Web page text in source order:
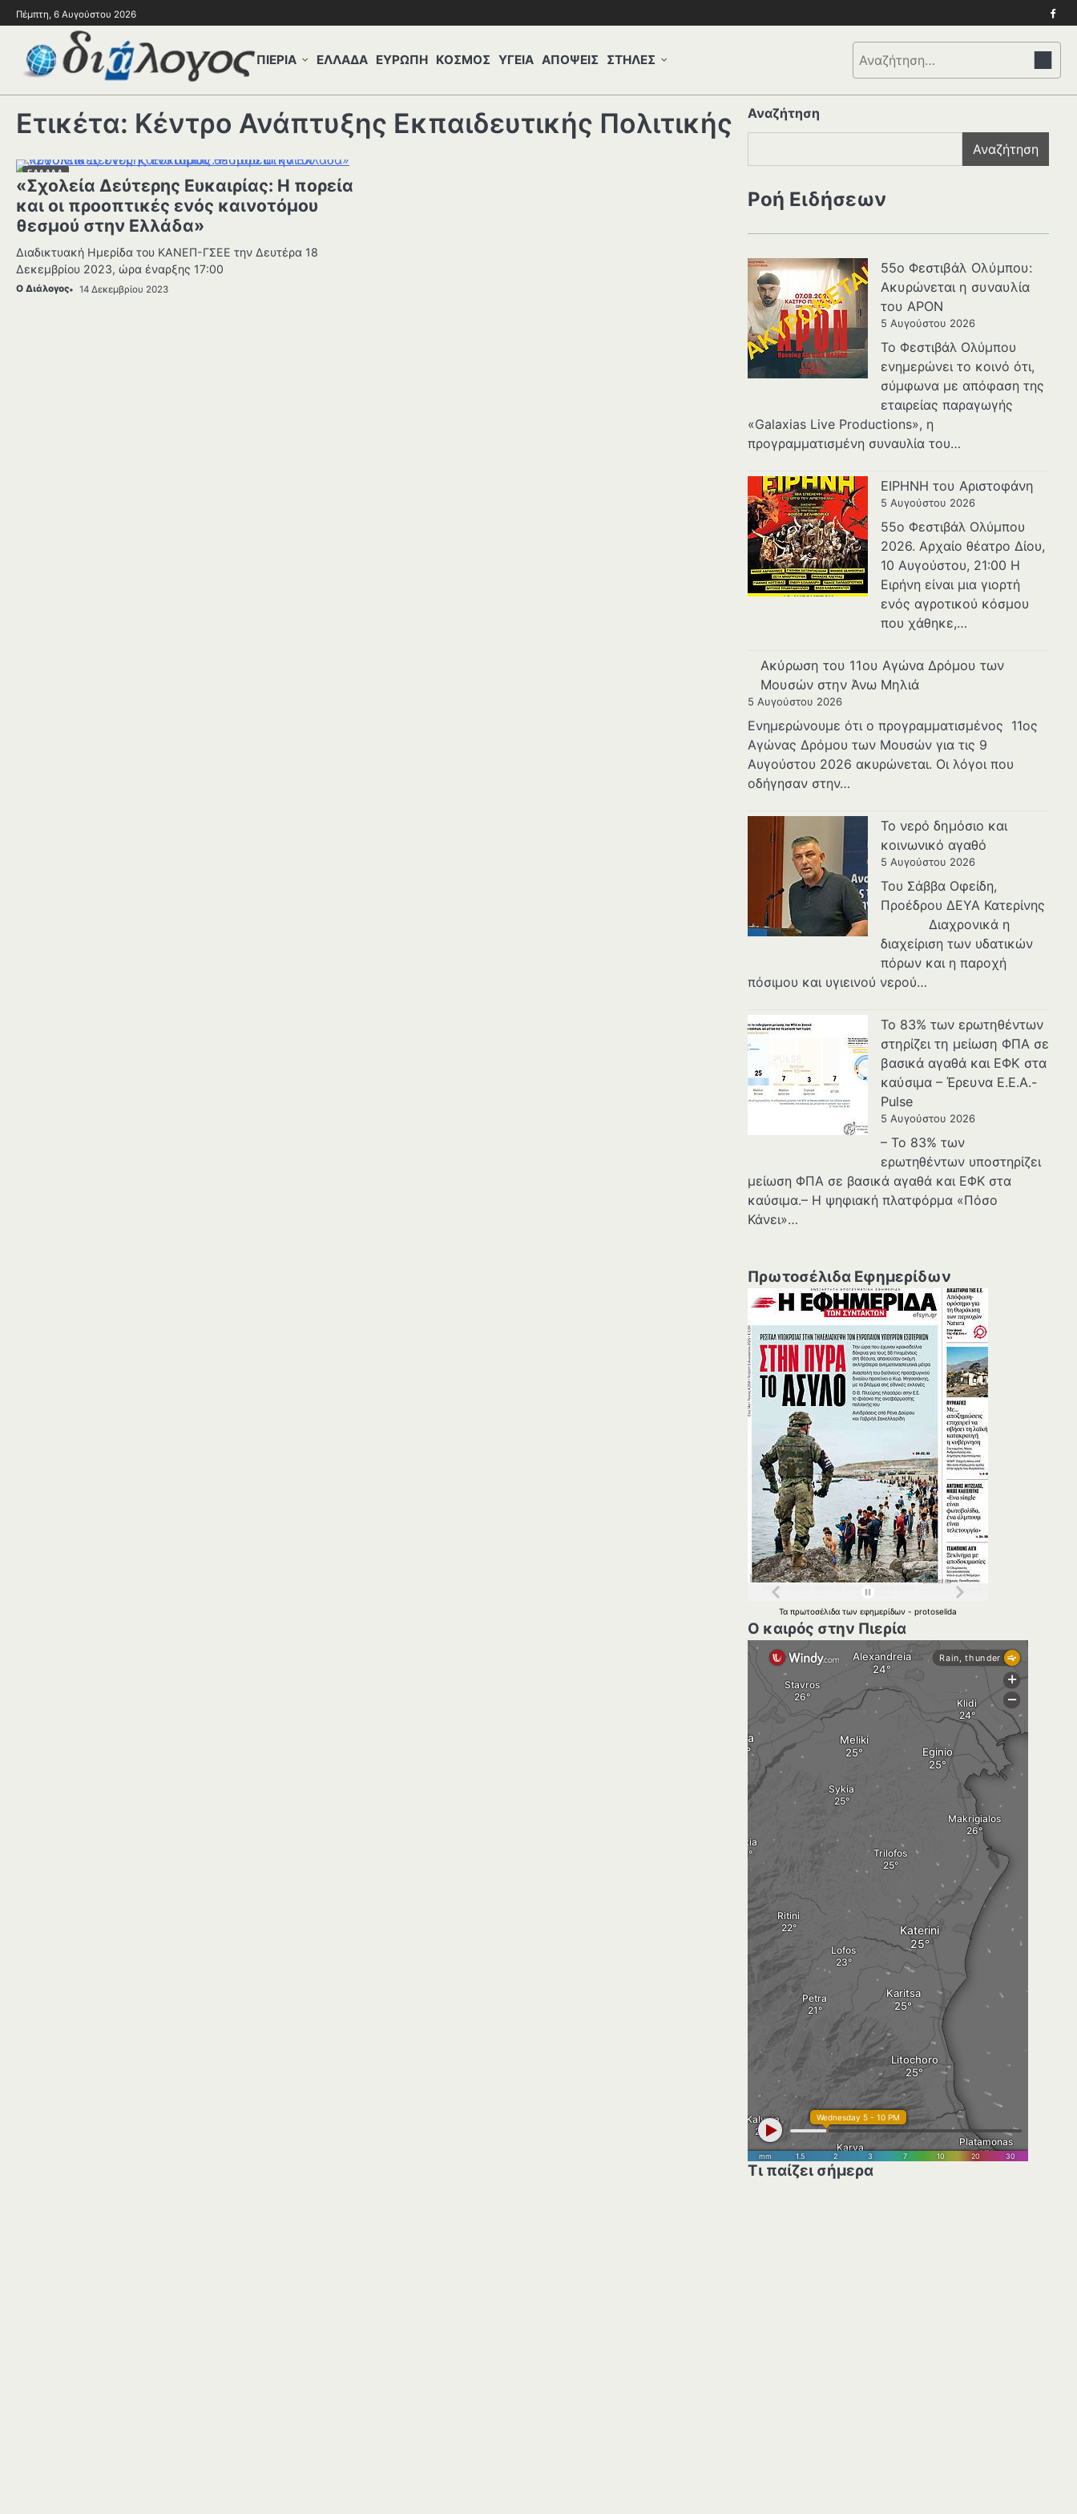
Πέμπτη, 6 Αυγούστου 2026
ΠΙΕΡΙΑ ΕΛΛΑΔΑ ΕΥΡΩΠΗ ΚΟΣΜΟΣ ΥΓΕΙΑ ΑΠΟΨΕΙΣ ΣΤΗΛΕΣ
Αναζήτηση
για:
Ετικέτα: Κέντρο Ανάπτυξης Εκπαιδευτικής Πολιτικής
ΕΛΛΑΔΑ
«Σχολεία Δεύτερης Ευκαιρίας: Η πορεία
και οι προοπτικές ενός καινοτόμου
θεσμού στην Ελλάδα»
Διαδικτυακή Ημερίδα του ΚΑΝΕΠ-ΓΣΕΕ την Δευτέρα 18
Δεκεμβρίου 2023, ώρα έναρξης 17:00
Ο Διάλογος 14 Δεκεμβρίου 2023
Αναζήτηση
Αναζήτηση
Ροή Ειδήσεων
55ο Φεστιβάλ Ολύμπου:
Ακυρώνεται η συναυλία
του APON
5 Αυγούστου 2026
Το Φεστιβάλ Ολύμπου
ενημερώνει το κοινό ότι,
σύμφωνα με απόφαση της
εταιρείας παραγωγής
«Galaxias Live Productions», η
προγραμματισμένη συναυλία του…
ΕΙΡΗΝΗ του Αριστοφάνη
5 Αυγούστου 2026
55ο Φεστιβάλ Ολύμπου
2026. Αρχαίο θέατρο Δίου,
10 Αυγούστου, 21:00 H
Ειρήνη είναι μια γιορτή
ενός αγροτικού κόσμου
που χάθηκε,…
Ακύρωση του 11ου Αγώνα Δρόμου των
Μουσών στην Άνω Μηλιά
5 Αυγούστου 2026
Ενημερώνουμε ότι ο προγραμματισμένος 11ος
Αγώνας Δρόμου των Μουσών για τις 9
Αυγούστου 2026 ακυρώνεται. Οι λόγοι που
οδήγησαν στην…
Το νερό δημόσιο και
κοινωνικό αγαθό
5 Αυγούστου 2026
Του Σάββα Οφείδη,
Προέδρου ΔΕΥΑ Κατερίνης
Διαχρονικά η
διαχείριση των υδατικών
πόρων και η παροχή
πόσιμου και υγιεινού νερού…
Το 83% των ερωτηθέντων
στηρίζει τη μείωση ΦΠΑ σε
βασικά αγαθά και ΕΦΚ στα
καύσιμα – Έρευνα Ε.Ε.Α.-
Pulse
5 Αυγούστου 2026
– Το 83% των
ερωτηθέντων υποστηρίζει
μείωση ΦΠΑ σε βασικά αγαθά και ΕΦΚ στα
καύσιμα.– Η ψηφιακή πλατφόρμα «Πόσο
Κάνει»…
Πρωτοσέλιδα Εφημερίδων
Τα πρωτοσέλιδα των εφημερίδων - protoselida
Ο καιρός στην Πιερία
Τι παίζει σήμερα